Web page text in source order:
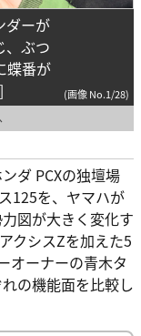
ダーが
、ぶつ
蝶番が
(画像 No.1/28)
ダ PCXの独壇場
125を、ヤマハが
図が大きく変化す
クシスZを加えた5
オーナーの青木タ
の機能面を比較し